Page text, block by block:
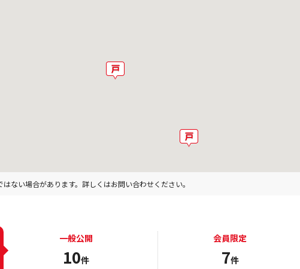
ない場合があります。詳しくはお問い合わせください。
一般公開
10件
会員限定
7件